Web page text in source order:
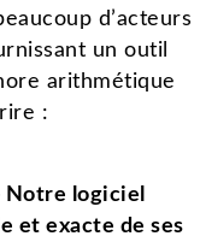
d’acteurs
un outil
arithmétique
:
Notre logiciel
et exacte de ses